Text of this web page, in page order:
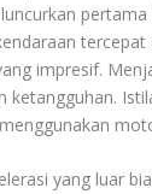
impresif.
ketangguhan.
yang luar